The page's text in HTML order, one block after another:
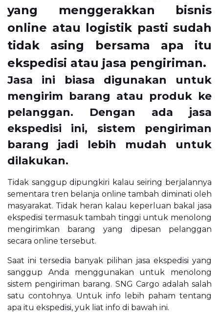
yang menggerakkan bisnis
online atau logistik pasti sudah
tidak asing bersama apa itu
ekspedisi atau jasa pengiriman.
Jasa ini biasa digunakan untuk
mengirim barang atau produk ke
pelanggan. Dengan ada jasa
ekspedisi ini, sistem pengiriman
barang jadi lebih mudah untuk
dilakukan.
Tidak sanggup dipungkiri kalau seiring berjalannya
sementara tren belanja online tambah diminati oleh
masyarakat. Tidak heran kalau keperluan bakal jasa
ekspedisi termasuk tambah tinggi untuk menolong
mengirimkan barang yang dipesan pelanggan
secara online tersebut.
Saat ini tersedia banyak pilihan jasa ekspedisi yang
sanggup Anda menggunakan untuk menolong
sistem pengiriman barang. SNG Cargo adalah salah
satu contohnya. Untuk info lebih paham tentang
apa itu ekspedisi, yuk liat info di bawah ini.